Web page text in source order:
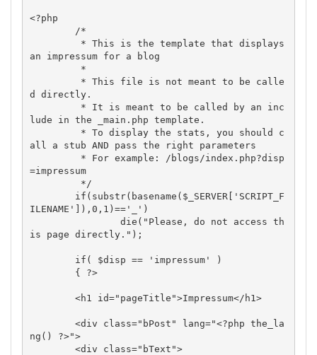
<?php
an impressum for a blog
d directly.
lude in the _main.php template.
all a stub AND pass the right parameters
=impressum
ILENAME']),0,1)=='_')
is page directly.");
ng() ?>">